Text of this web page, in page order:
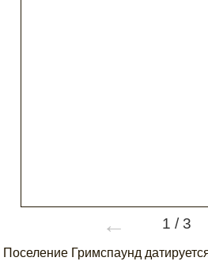
← 1 /3
Поселение Гримспаунд